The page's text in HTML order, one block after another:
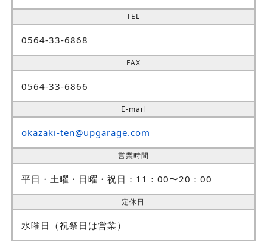
TEL
0564-33-6868
FAX
0564-33-6866
E-mail
okazaki-ten@upgarage.com
営業時間
平日・土曜・日曜・祝日：11：00〜20：00
定休日
水曜日（祝祭日は営業）